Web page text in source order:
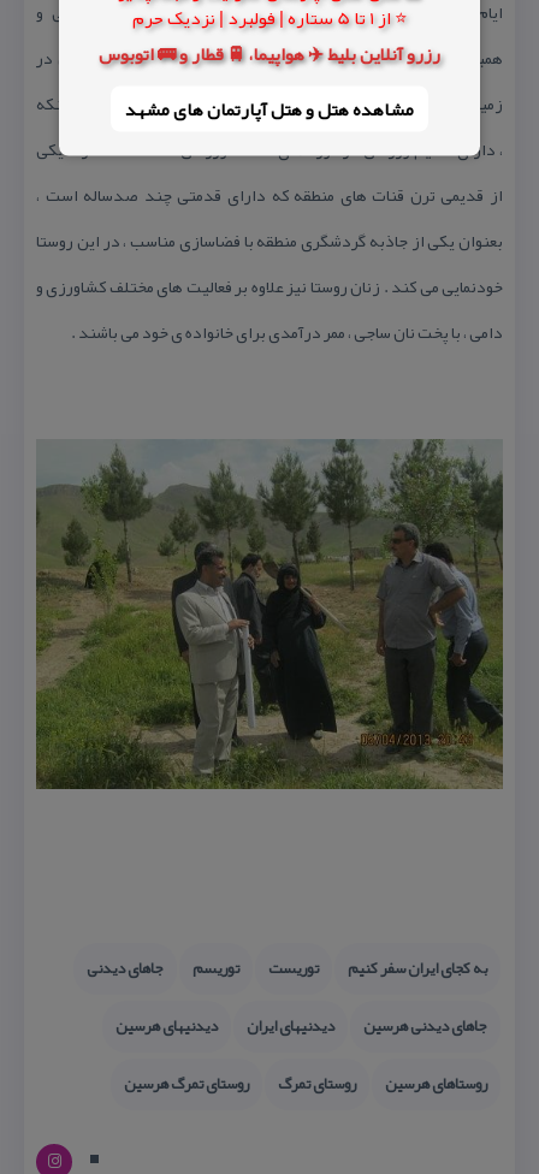
⭐ از 1 تا 5 ستاره | فولبرد | نزدیک حرم
رزرو آنلاین بلیط ✈️ هواپیما، 🚆 قطار و 🚌 اتوبوس
مشاهده هتل و هتل‌ آپارتمان های مشهد
ایام سوگواری سالار شهیدان و ایام فاطمیه ، مكانی برای همدلی و
همبستگی روستائیان به شمار می آید . این روستا دارای جوانان فعال در
زمینه های مختلف هنری ، ورزشی ، علمی و مذهبی بوده و قابل عرض اینكه
، دارای ۱۹ تیم ورزشی در حوزه های مختلف ورزشی ست . قنات تمرگ یكی
از قدیمی ترن قنات های منطقه كه دارای قدمتی چند صدساله است ،
بعنوان یكی از جاذبه گردشگری منطقه با فضاسازی مناسب ، در این روستا
خودنمایی می كند . زنان روستا نیز علاوه بر فعالیت های مختلف كشاورزی و
دامی ، با پخت نان ساجی ، ممر درآمدی برای خانواده ی خود می باشند .
به كجای ایران سفر كنیم توریست توریسم
جاهای دیدنی
جاهای دیدنی هرسین
دیدنیهای ایران
دیدنیهای هرسین
روستاهای هرسین
روستای تمرگ روستای تمرگ هرسین